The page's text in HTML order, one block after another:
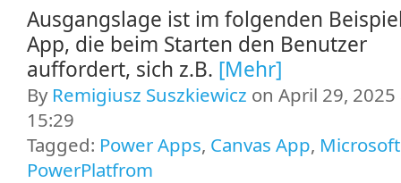
Ausgangslage ist im folgenden
App, die beim Starten den Benutzer
auffordert, sich z.B. [Mehr]
By Remigiusz Suszkiewicz on April 29, 2025
15:29
Tagged: Power Apps, Canvas App,
PowerPlatfrom